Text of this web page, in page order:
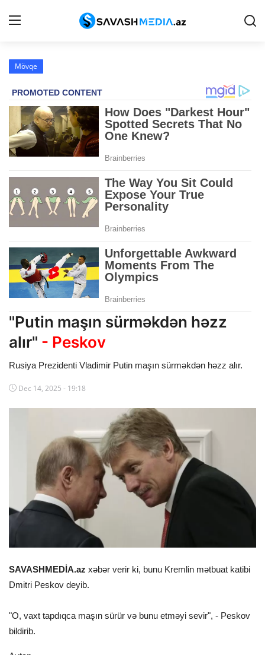
Haqqımızda
Peşə etikası
Reklam
Gündəm
Siyasət
Hadisə
Dünya
İdman
Kriminal
Mövqe
Mövqe
"Putin maşın sürməkdən həzz
alır" - Peskov
Rusiya Prezidenti Vladimir Putin maşın sürməkdən həzz alır.
Dec 14, 2025 - 19:18
SAVASHMEDİA.az xəbər verir ki, bunu Kremlin mətbuat katibi
Dmitri Peskov deyib.
"O, vaxt tapdıqca maşın sürür və bunu etməyi sevir", - Peskov
bildirib.